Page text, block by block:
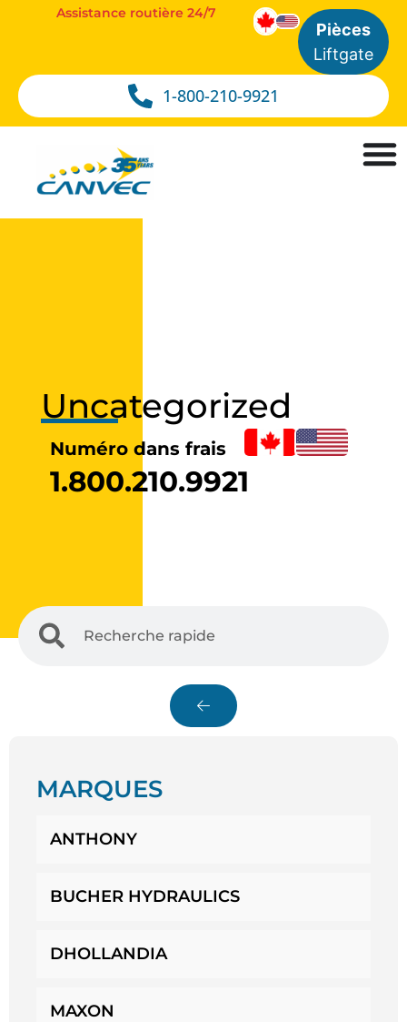
1-800-210-9921
Assistance routière 24/7
Pièces
Liftgate
Uncategorized
Numéro dans frais
1.800.210.9921
MARQUES
ANTHONY
BUCHER HYDRAULICS
DHOLLANDIA
MAXON